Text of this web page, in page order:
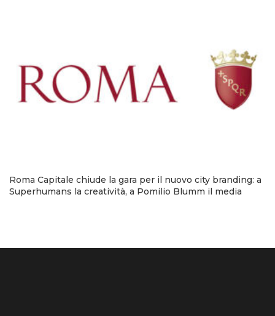
Roma Capitale chiude la gara per il nuovo city branding: a
Superhumans la creatività, a Pomilio Blumm il media